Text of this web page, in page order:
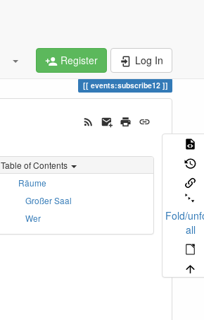
Register Log In
events:subscribe12
Fold/
all
Table of Contents
Räume
Großer Saal
Wer